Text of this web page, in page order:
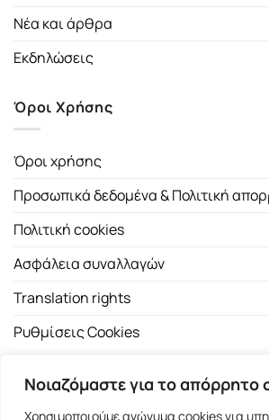
Νοιαζόμαστε για το απόρρητο
Χρησιμοποιούμε ανώνυμα cookies για
Νέα και άρθρα
Εκδηλώσεις
Όροι Χρήσης
Όροι χρήσης
Προσωπικά δεδομένα & Πολιτική
Πολιτική cookies
Ασφάλεια συναλλαγών
Translation rights
Ρυθμίσεις Cookies